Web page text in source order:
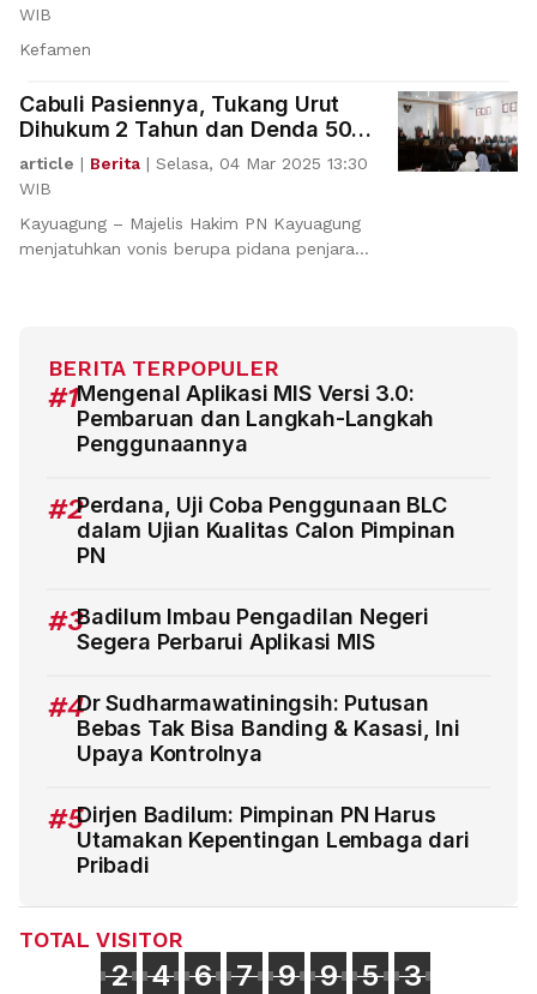
WIB
Kefamen
Cabuli Pasiennya, Tukang Urut
Dihukum 2 Tahun dan Denda 50
Juta Rupiah
article | Berita | Selasa, 04 Mar 2025 13:30
WIB
Kayuagung – Majelis Hakim PN Kayuagung
menjatuhkan vonis berupa pidana penjara
BERITA TERPOPULER
#1Mengenal Aplikasi MIS Versi 3.0:
Pembaruan dan Langkah-Langkah
Penggunaannya
#2Perdana, Uji Coba Penggunaan BLC
dalam Ujian Kualitas Calon Pimpinan
PN
#3Badilum Imbau Pengadilan Negeri
Segera Perbarui Aplikasi MIS
#4Dr Sudharmawatiningsih: Putusan
Bebas Tak Bisa Banding & Kasasi, Ini
Upaya Kontrolnya
#5Dirjen Badilum: Pimpinan PN Harus
Utamakan Kepentingan Lembaga dari
Pribadi
TOTAL VISITOR
2 4 6 7 9 9 5 3